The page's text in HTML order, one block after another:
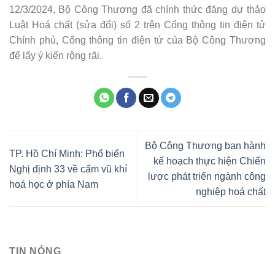
12/3/2024, Bộ Công Thương đã chính thức đăng dự thảo
Luật Hoá chất (sửa đổi) số 2 trên Cổng thông tin điện tử
Chính phủ, Cổng thông tin điện tử của Bộ Công Thương
để lấy ý kiến rộng rãi.
TP. Hồ Chí Minh: Phổ biến
Nghị định 33 về cấm vũ khí
hoá học ở phía Nam
Bộ Công Thương ban hành
kế hoạch thực hiện Chiến
lược phát triển ngành công
nghiệp hoá chất
TIN NÓNG